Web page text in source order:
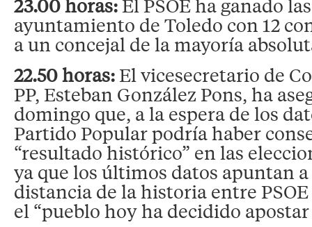
23.00 horas: El PSOE ha ganado
ayuntamiento de Toledo con 12
a un concejal de la mayoría
22.50 horas: El vicesecretario de
PP, Esteban González Pons, ha
domingo que, a la espera de los
Partido Popular podría haber
“resultado histórico” en las
ya que los últimos datos apuntan
distancia de la historia entre PSOE
el “pueblo hoy ha decidido apostar